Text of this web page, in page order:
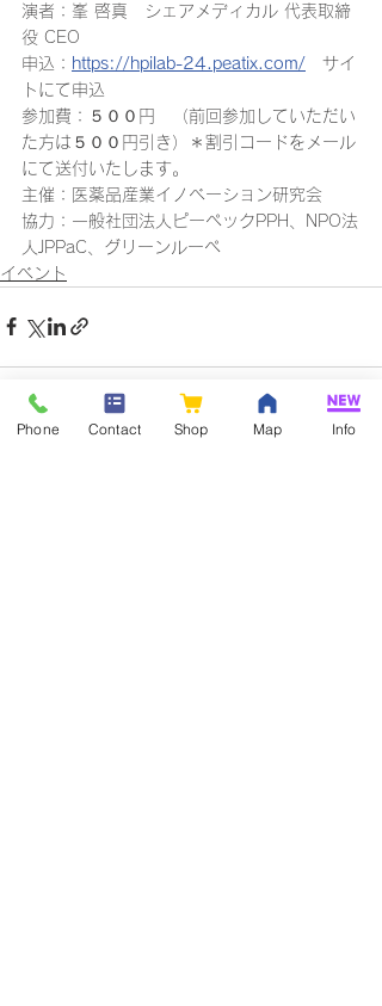
演者：峯 啓真　シェアメディカル 代表取締
役 CEO
申込： https://hpilab-24.peatix.com/ サイ
トにて申込
参加費：５００円　（前回参加していただい
た方は５００円引き）＊割引コードをメール
にて送付いたします。
主催：医薬品産業イノベーション研究会
協力：一般社団法人ピーペックPPH、NPO法
人JPPaC、グリーンルーペ
イベント
Phone Contact Shop Map Info